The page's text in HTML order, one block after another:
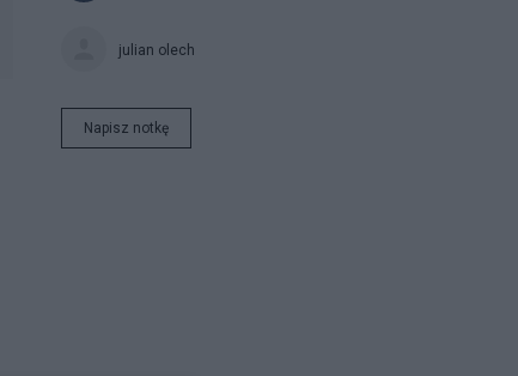
julian olech
Napisz notkę